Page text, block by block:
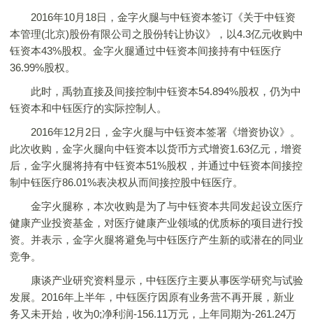
2016年10月18日，金字火腿与中钰资本签订《关于中钰资
本管理(北京)股份有限公司之股份转让协议》，以4.3亿元收购中
钰资本43%股权。金字火腿通过中钰资本间接持有中钰医疗
36.99%股权。
此时，禹勃直接及间接控制中钰资本54.894%股权，仍为中
钰资本和中钰医疗的实际控制人。
2016年12月2日，金字火腿与中钰资本签署《增资协议》。
此次收购，金字火腿向中钰资本以货币方式增资1.63亿元，增资
后，金字火腿将持有中钰资本51%股权，并通过中钰资本间接控
制中钰医疗86.01%表决权从而间接控股中钰医疗。
金字火腿称，本次收购是为了与中钰资本共同发起设立医疗
健康产业投资基金，对医疗健康产业领域的优质标的项目进行投
资。并表示，金字火腿将避免与中钰医疗产生新的或潜在的同业
竞争。
康谈产业研究资料显示，中钰医疗主要从事医学研究与试验
发展。2016年上半年，中钰医疗因原有业务营不再开展，新业
务又未开始，收为0;净利润-156.11万元，上年同期为-261.24万